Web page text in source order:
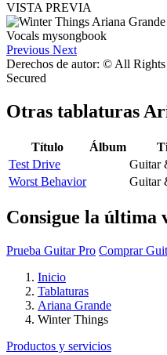
VISTA PREVIA
Previous Next
Derechos de autor: © All
Secured
Otras tablaturas
Título Álbum
Test Drive
Guitar
Worst Behavior
Guitar
Consigue la última
Prueba Guitar Pro Comprar
Inicio
Tablaturas
Ariana Grande
Winter Things
Productos y servicios